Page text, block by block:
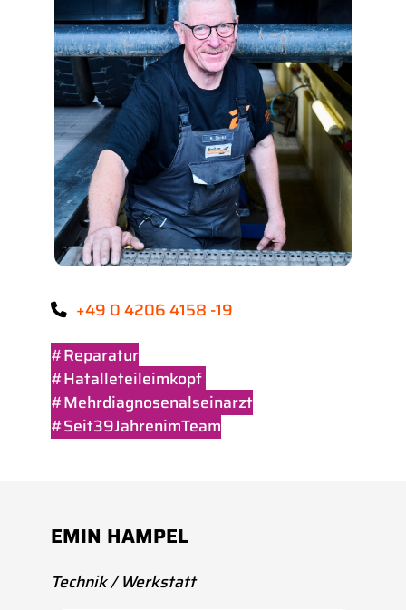
#Reparatur
#Hatalleteileimkopf
#Mehrdiagnosenalseinarzt
#Seit39JahrenimTeam
+49 0 4206 4158 -19
EMIN HAMPEL
Technik / Werkstatt